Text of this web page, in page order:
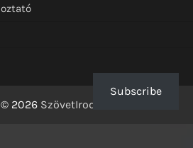
2026 SzövetIrodalom
Subscribe